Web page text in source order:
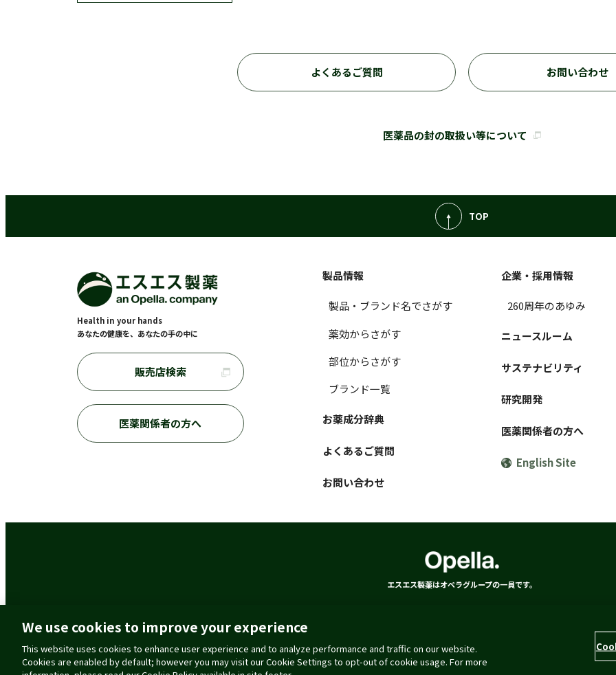
よくあるご質問 お問い合わせ
医薬品の封の取扱い等について
TOP
Health in your hands
あなたの健康を、あなたの手の中に
販売店検索
医薬関係者の方へ
製品情報
製品・ブランド名でさがす
薬効からさがす
部位からさがす
ブランド一覧
お薬成分辞典
よくあるご質問
お問い合わせ
企業・採用情報
260周年のあゆみ
ニュースルーム
サステナビリティ
研究開発
医薬関係者の方へ
English Site
エスエス製薬はオペラグループの一員です。
Copyright © 2026 SSP CO., LTD. All rights reserved
We use cookies to improve your experience
This website uses cookies to enhance user experience and to analyze performance and traffic on our website.
Cookies are enabled by default; however you may visit our Cookie Settings to opt-out of cookie usage. For more